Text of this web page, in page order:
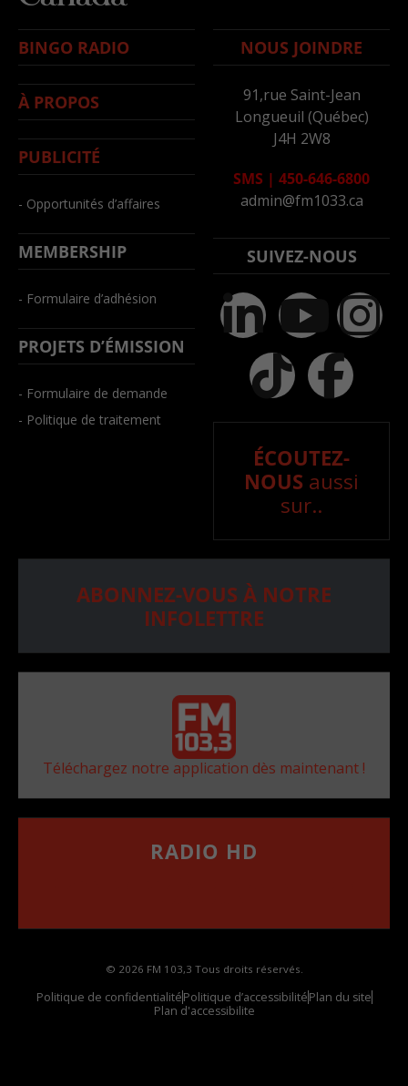
BINGO RADIO
À PROPOS
PUBLICITÉ
- Opportunités d’affaires
MEMBERSHIP
- Formulaire d’adhésion
PROJETS D’ÉMISSION
- Formulaire de demande
- Politique de traitement
NOUS JOINDRE
91,rue Saint-Jean
Longueuil (Québec)
J4H 2W8
SMS | 450-646-6800
admin@fm1033.ca
SUIVEZ-NOUS
ÉCOUTEZ-
NOUS aussi
sur..
ABONNEZ-VOUS À NOTRE
INFOLETTRE
Téléchargez notre application dès maintenant !
RADIO HD
© 2026 FM 103,3 Tous droits réservés.
Politique de confidentialitéPolitique d’accessibilitéPlan du site
Plan d'accessibilite